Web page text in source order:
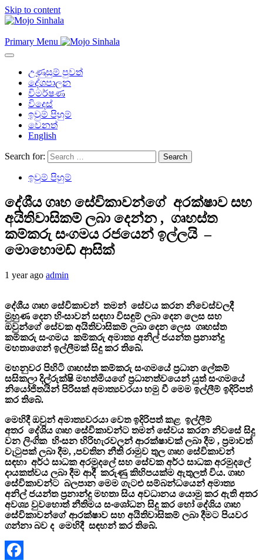
Skip to content
Primary Menu
උණුසුම් පුවත්
දේශපාලන
විමර්ෂණ
විදෙස්
ඉවුම් පිහුම්
වෙනත්
English
Search for:
ඉවුම් පිහුම්
දේශීය ගෘහ සේවිකාවන්ගේ අරක්ෂාව සහ
අයිතිවාසිකම් ලබා දෙන්න , ගෘහස්ත
කම්කරු සංගමය රජයෙන් ඉල්ලයි –
මොහොමඩ් ආසික්
1 year ago admin
දේශීය ගෘහ සේවිකාවන් තමන් සේවය කරන නිවෙස්වලදී
මුහුණ දෙන හිංසාවන් සඳහා විසඳුම් ලබා දෙන ලෙස සහ
ඔවුන්ගේ සේවක අයිතිවාසිකම් ලබා දෙන ලෙස ගෘහස්ත
කම්කරු සංගමය කම්කරු අමාත්‍ය අනිල් ජයන්ත ප්‍රනාන්දු
මහතාගෙන් ඉල්ලීමක් සිදු කර තිබේ.
මහනුවර පිහිටි ගෘහස්ත කම්කරු සංගමයේ ප්‍රධාන ලේකම්
සසිකලා දිල්රුක්ෂි මහත්මියගේ ප්‍රධානත්වයෙන් යුත් සංගමයේ
නියෝජිතයින් පිරිසක් අමාත්‍යවරයා හමු වී මෙම ඉල්ලීම් ඉදිරිපත්
කර තිබේ.
මෙහිදී ඔවුන් අමාත්‍යවරයා වෙත ඉදිරිපත් කළ ඉල්ලීම්
අතර දේශිය ගෘහ සේවිකාවන්ට තමන් සේවය කරන නිවසේ සිදු
වන ලිංගික හිංසන හිරිහැරවලන් ආරක්ෂාවක් ලබා දීම , ප්‍රමාවත්
වැටුපක් ලබා දීම, ,පවතින නීති රාමුව තුල ගෘහ සේවිකාවන්
සඳහා අර්ථ සාධක අරමුදලේ සහ සේවක අර්ථ සාධක අරමුදලේ
දායකත්වය ලබා දීම ආදී කරුණු කිහිපයක්ම ඇතුලත් විය. ගෘහ
සේවිකාවන්ට බලපාන මෙම ගැටළු සම්බන්ධයෙන් අමාත්‍ය
අනිල් ජයන්ත ප්‍රනාන්දු මහතා සිය අවධානය යොමු කර ඇති අතර
අවශ්‍ය වුවහොත් නීතිමය සංශෝධන සිදු කර හෝ දේශිය ගෘහ
සේවිකාවන්ගේ ආරක්ෂාව සහ අයිතිවාසිකම් ලබා දීමට පියවර
ගන්නා බව ද මෙහිදී සඳහන් කර තිබේ.